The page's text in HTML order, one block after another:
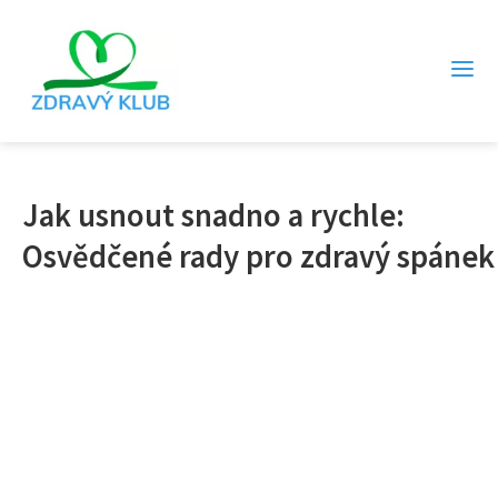
Jak usnout snadno a rychle:
Osvědčené rady pro zdravý spánek